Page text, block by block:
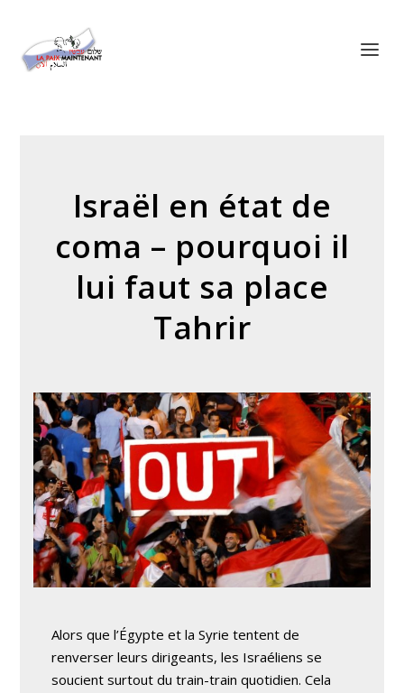
Israël en état de
coma – pourquoi il
lui faut sa place
Tahrir
Alors que l’Égypte et la Syrie tentent de
renverser leurs dirigeants, les Israéliens se
soucient surtout du train-train quotidien. Cela